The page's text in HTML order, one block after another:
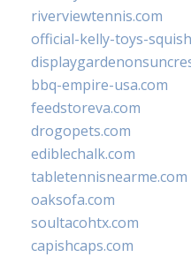
riverviewtennis.com
official-kelly-toys-
bbq-empire-usa.com
feedstoreva.com
drogopets.com
ediblechalk.com
tabletennisnearme.com
oaksofa.com
soultacohtx.com
capishcaps.com